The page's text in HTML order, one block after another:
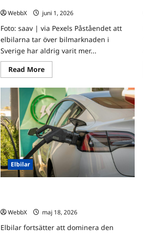
WebbX
juni 1, 2026
Foto: saav | via Pexels Påståendet att
elbilarna tar över bilmarknaden i
Sverige har aldrig varit mer...
Read MoreRead
more
Månadens
bäst
säljande
elbilar
i
Sverige
–
topp
3
jämförda
Elbilar
WebbX
maj 18, 2026
Elbilar fortsätter att dominera den